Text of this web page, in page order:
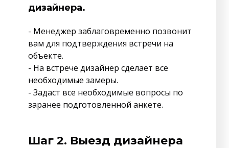
Шаг 2. Выезд дизайнера
дизайнера.
- Менеджер заблаговременно позвонит
вам для подтверждения встречи на
объекте.
- На встрече дизайнер сделает все
необходимые замеры.
- Задаст все необходимые вопросы по
заранее подготовленной анкете.